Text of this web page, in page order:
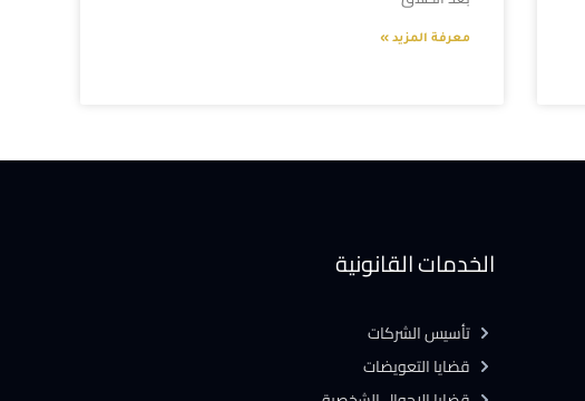
معرفة المزيد »
الخدمات القانونية
تأسيس الشركات
قضايا التعويضات